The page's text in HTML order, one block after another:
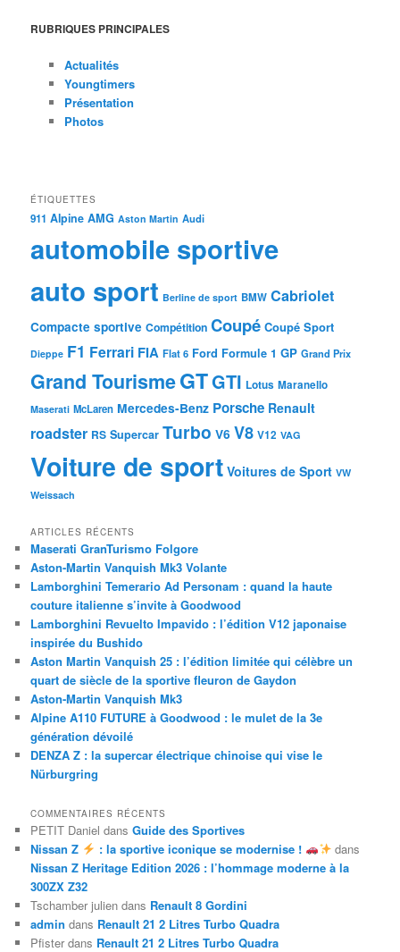
RUBRIQUES PRINCIPALES
Actualités
Youngtimers
Présentation
Photos
ÉTIQUETTES
911 Alpine AMG Aston Martin Audi
automobile sportive
auto sport Berline de sport BMW Cabriolet
Compacte sportive Compétition Coupé Coupé Sport
Dieppe F1 Ferrari FIA Flat 6 Ford Formule 1 GP Grand Prix
Grand TourismeGTGTI Lotus Maranello
Maserati McLaren Mercedes-Benz Porsche Renault
roadster RS Supercar Turbo V6 V8 V12 VAG
Voiture de sport Voitures de Sport VW
Weissach
ARTICLES RÉCENTS
Maserati GranTurismo Folgore
Aston-Martin Vanquish Mk3 Volante
Lamborghini Temerario Ad Personam : quand la haute
couture italienne s’invite à Goodwood
Lamborghini Revuelto Impavido : l’édition V12 japonaise
inspirée du Bushido
Aston Martin Vanquish 25 : l’édition limitée qui célèbre un
quart de siècle de la sportive fleuron de Gaydon
Aston-Martin Vanquish Mk3
Alpine A110 FUTURE à Goodwood : le mulet de la 3e
génération dévoilé
DENZA Z : la supercar électrique chinoise qui vise le
Nürburgring
COMMENTAIRES RÉCENTS
PETIT Daniel dansGuide des Sportives
Nissan Z
: la sportive iconique se modernise !
dans
Nissan Z Heritage Edition 2026 : l’hommage moderne à la
300ZX Z32
Tschamber julien dans Renault 8 Gordini
admin dans Renault 21 2 Litres Turbo Quadra
Pfister dans Renault 21 2 Litres Turbo Quadra